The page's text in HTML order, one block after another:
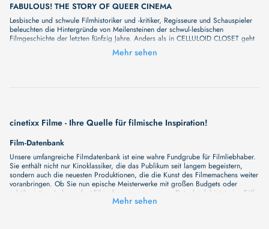
FABULOUS! THE STORY OF QUEER CINEMA
Lesbische und schwule Filmhistoriker und -kritiker, Regisseure und Schauspieler
beleuchten die Hintergründe von Meilensteinen der schwul-lesbischen
Filmgeschichte der letzten fünfzig Jahre. Anders als in CELLULOID CLOSET geht
es den Filmemacherinnen Lisa Ades und Lesli Klainberg nicht um die versteckte
Darstellung von Lesben und Schwulen in Hollywoodstreifen, sondern um
Mehr sehen
cinetixx Filme - Ihre Quelle für filmische Inspiration!
Film-Datenbank
Unsere umfangreiche Filmdatenbank ist eine wahre Fundgrube für Filmliebhaber.
Sie enthält nicht nur Kinoklassiker, die das Publikum seit langem begeistern,
sondern auch die neuesten Produktionen, die die Kunst des Filmemachens weiter
voranbringen. Ob Sie nun epische Meisterwerke mit großen Budgets oder
subtile, intime Independent-Filme bevorzugen, unsere Datenbank bietet eine Fülle
von Inhalten, die Ihr Herz und Ihren Geist berühren werden. Beim Durchstöbern
Mehr sehen